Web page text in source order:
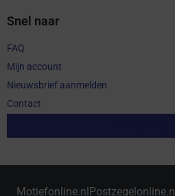
Snel naar
FAQ
Mijn account
Nieuwsbrief aanmelden
Contact
Motiefonline.nl Postzegelonline.nl